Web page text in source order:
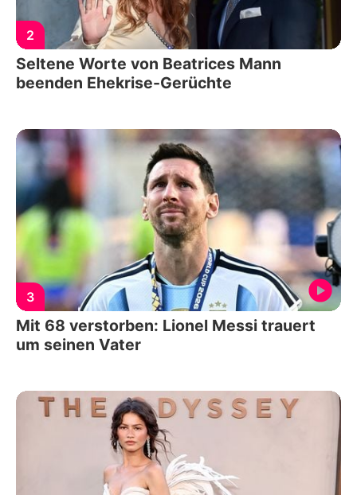
2
Seltene Worte von Beatrices Mann
beenden Ehekrise-Gerüchte
3
Mit 68 verstorben: Lionel Messi trauert
um seinen Vater